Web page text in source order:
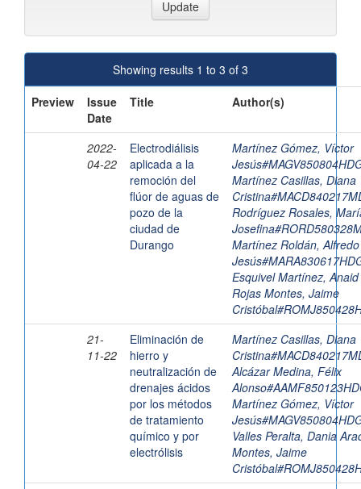
Showing results 1 to 3 of 3
Preview
Issue
Date
Title Author(s)
2022-
04-22
Electrodiálisis
aplicada a la
remoción del
flúor de aguas de
pozo de la
ciudad de
Durango
Martínez Gómez, Víctor
Martínez Casillas, Diana
Rodríguez Rosales,
Martínez Roldán,
Esquivel Martínez,
Rojas Montes, Jaime
21-
11-22
Eliminación de
hierro y
neutralización de
drenajes ácidos
por los métodos
de tratamiento
químico y por
electrólisis
Martínez Casillas, Diana
Alcázar Medina, Félix
Martínez Gómez, Víctor
Valles Peralta, Dania
Montes, Jaime